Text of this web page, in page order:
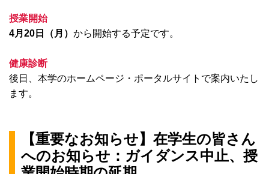
授業開始
4月20日（月） から開始する予定です。
健康診断
後日、本学のホームページ・ポータルサイトで案内いたし
ます。
【重要なお知らせ】在学生の皆さん
へのお知らせ：ガイダンス中止、授